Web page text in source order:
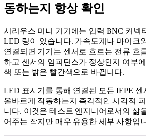
동하는지 항상 확인
시리우스 미니 기기에는 입력 BNC 커넥
LED 링이 있습니다. 가속도계나 마이크
연결되면 기기는 센서로 흐르는 전류 흐
하고 센서의 임피던스가 정상인지 여부
색 또는 밝은 빨간색으로 바뀝니다.
LED 표시기를 통해 연결된 모든 IEPE 센
올바르게 작동하는지 즉각적인 시각적
니다. 이것은 테스트 엔지니어로서의 삶
어주는 작지만 매우 유용한 세부 사항입